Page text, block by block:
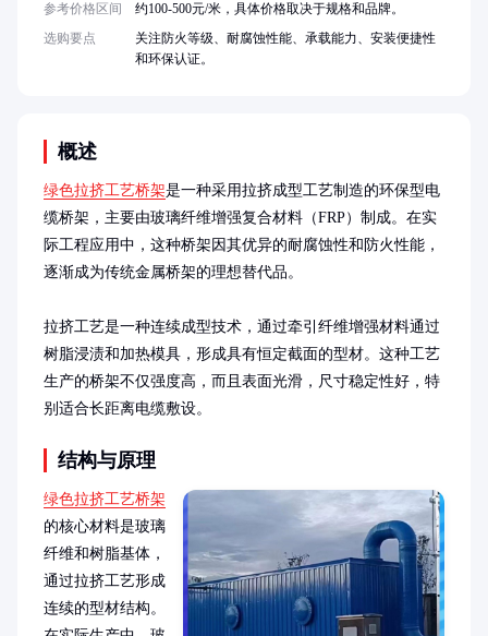
概述
绿色拉挤工艺桥架是一种采用拉挤成型工艺制造的环保型电
缆桥架，主要由玻璃纤维增强复合材料（FRP）制成。在实
际工程应用中，这种桥架因其优异的耐腐蚀性和防火性能，
逐渐成为传统金属桥架的理想替代品。
拉挤工艺是一种连续成型技术，通过牵引纤维增强材料通过
树脂浸渍和加热模具，形成具有恒定截面的型材。这种工艺
生产的桥架不仅强度高，而且表面光滑，尺寸稳定性好，特
别适合长距离电缆敷设。
结构与原理
绿色拉挤工艺桥架
的核心材料是玻璃
纤维和树脂基体，
通过拉挤工艺形成
连续的型材结构。
参考价格区间
约100-500元/米，具体价格取决于规格和品牌。
选购要点
关注防火等级、耐腐蚀性能、承载能力、安装便捷性
和环保认证。